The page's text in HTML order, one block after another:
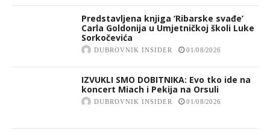
Predstavljena knjiga ‘Ribarske svađe’
Carla Goldonija u Umjetničkoj školi Luke
Sorkočevića
DUBROVNIK INSIDER 01/08/2026
IZVUKLI SMO DOBITNIKA: Evo tko ide na
koncert Miach i Pekija na Orsuli
DUBROVNIK INSIDER 01/08/2026